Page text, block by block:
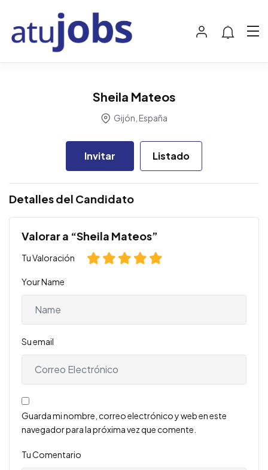
Sheila Mateos
Gijón, España
Invitar Listado
Detalles del Candidato
Valorar a “Sheila Mateos”
Tu Valoración
Your Name
Su email
Guarda mi nombre, correo electrónico y web en este
navegador para la próxima vez que comente.
Tu Comentario